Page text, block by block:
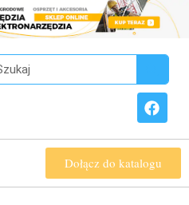
Dołącz do katalogu